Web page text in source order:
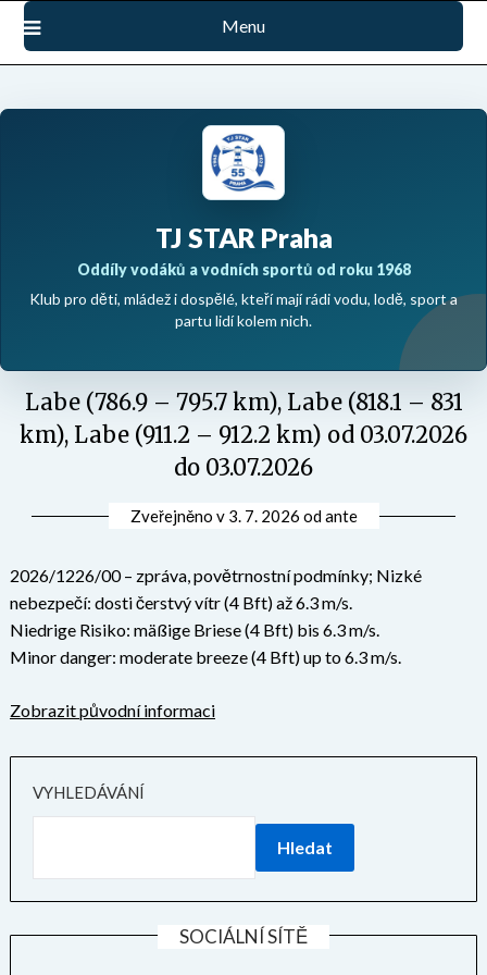
Přejdi
obsah
Menu
TJ STAR Praha
Oddíly vodáků a vodních sportů od roku 1968
Klub pro děti, mládež i dospělé, kteří mají rádi vodu, lodě, sport a
partu lidí kolem nich.
Labe (786.9 – 795.7 km), Labe (818.1 – 831
km), Labe (911.2 – 912.2 km) od 03.07.2026
do 03.07.2026
Zveřejněno v 3. 7. 2026 odante
2026/1226/00 – zpráva, povětrnostní podmínky; Nizké
nebezpečí: dosti čerstvý vítr (4 Bft) až 6.3 m/s.
Niedrige Risiko: mäßige Briese (4 Bft) bis 6.3 m/s.
Minor danger: moderate breeze (4 Bft) up to 6.3 m/s.
Zobrazit původní informaci
VYHLEDÁVÁNÍ
Hledat
SOCIÁLNÍ SÍTĚ